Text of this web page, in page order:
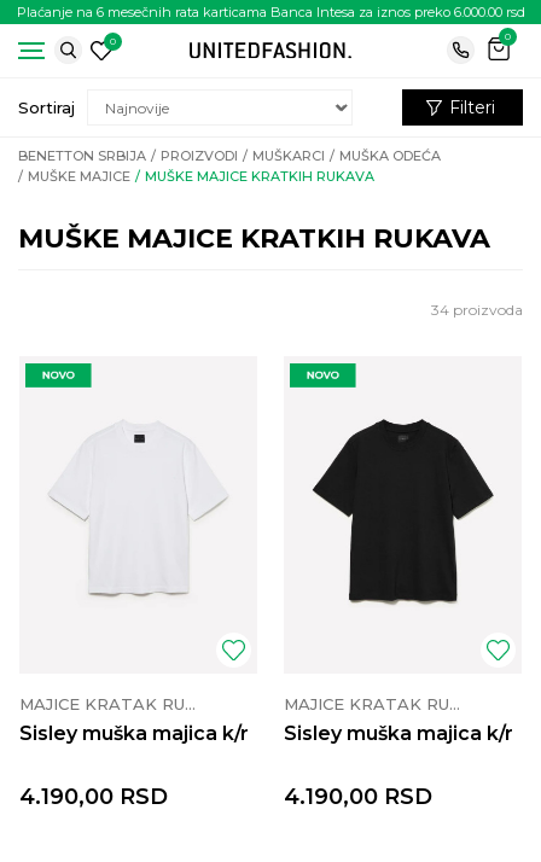
Plaćanje na 6 mesečnih rata karticama Banca Intesa za iznos preko 6.000.00 rsd
0
0
BENETTON SRBIJA PROIZVODI MUŠKARCI
MUŠKA ODEĆA
MUŠKE MAJICE
MUŠKE MAJICE KRATKIH RUKAVA
MUŠKE MAJICE KRATKIH RUKAVA
Sortiraj Filteri
34 proizvoda
MAJICE KRATAK RUKAV
Sisley muška majica k/r
4.190,00 RSD
MAJICE KRATAK RUKAV
Sisley muška majica k/r
4.190,00 RSD